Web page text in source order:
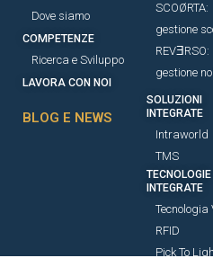
Dove siamo
COMPETENZE
Ricerca e Sviluppo
LAVORA CON NOI
BLOG E NEWS
SCOØRTA:
gestione
REVƎRSO:
gestione
SOLUZIONI
INTEGRATE
Intraworld
TMS
TECNOLOGIE
INTEGRATE
Tecnologia
RFID
Pick To